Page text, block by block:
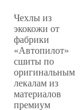
Чехлы из
экокожи от
фабрики
«Автопилот»
сшиты по
оригинальным
лекалам из
материалов
премиум